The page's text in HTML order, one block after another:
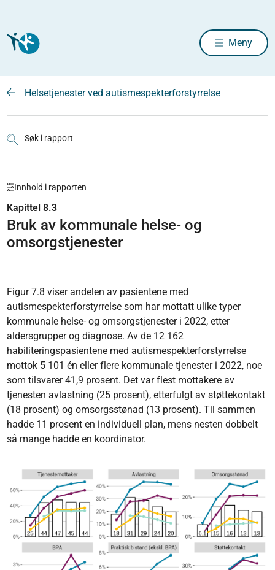
Meny
Helsetjenester ved autismespekterforstyrrelse
Søk i rapport
Innhold i rapporten
Kapittel 8.3
Bruk av kommunale helse- og
omsorgstjenester
Figur 7.8 viser andelen av pasientene med
autismespekterforstyrrelse som har mottatt ulike typer
kommunale helse- og omsorgstjenester i 2022, etter
aldersgrupper og diagnose. Av de 12 162
habiliteringspasientene med autismespekterforstyrrelse
mottok 5 101 én eller flere kommunale tjenester i 2022, noe
som tilsvarer 41,9 prosent. Det var flest mottakere av
tjenesten avlastning (25 prosent), etterfulgt av støttekontakt
(18 prosent) og omsorgsstønad (13 prosent). Til sammen
hadde 11 prosent en individuell plan, mens nesten dobbelt
så mange hadde en koordinator.